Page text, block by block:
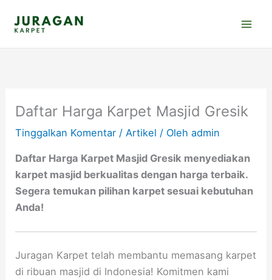
Daftar Harga Karpet Masjid Gresik
Tinggalkan Komentar /Artikel / Olehadmin
Daftar Harga Karpet Masjid Gresik menyediakan
karpet masjid berkualitas dengan harga terbaik.
Segera temukan pilihan karpet sesuai kebutuhan
Anda!
Juragan Karpet telah membantu memasang karpet
di ribuan masjid di Indonesia! Komitmen kami